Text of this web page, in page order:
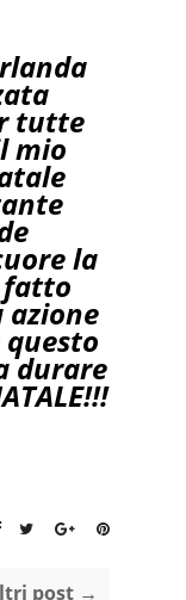
tutte
mio
la
fatto
azione
durare
post →